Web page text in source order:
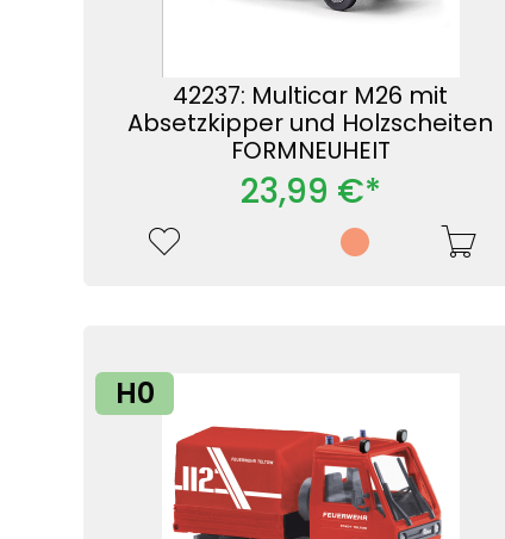
42237: Multicar M26 mit
Absetzkipper und Holzscheiten
FORMNEUHEIT
23,99 €*
H0